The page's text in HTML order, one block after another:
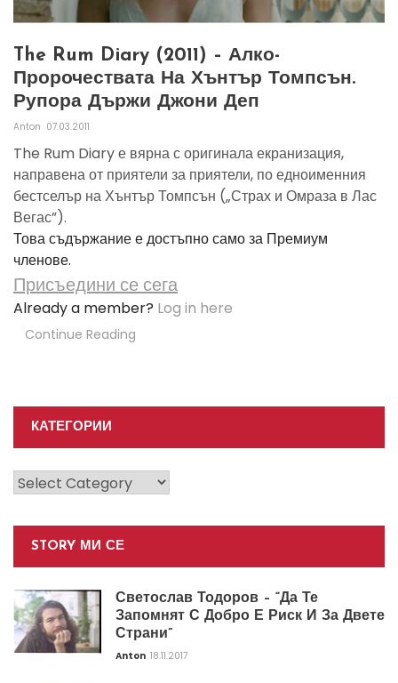
The Rum Diary (2011) – Алко-
Пророчествата На Хънтър Томпсън.
Рупора Държи Джони Деп
Anton 07.03.2011
The Rum Diary е вярна с оригинала екранизация,
направена от приятели за приятели, по едноименния
бестселър на Хънтър Томпсън („Страх и Омраза в Лас
Вегас”).
Това съдържание е достъпно само за Премиум
членове.
Присъедини се сега
Already a member? Log in here
Continue Reading
КАТЕГОРИИ
Категории
STORY МИ СЕ
Светослав Тодоров – “Да Те
Запомнят С Добро Е Риск И За Двете
Страни”
Anton 18.11.2017